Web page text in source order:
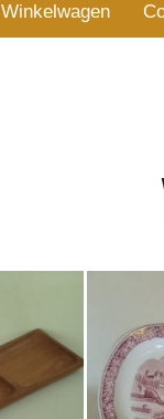
Winkelwagen